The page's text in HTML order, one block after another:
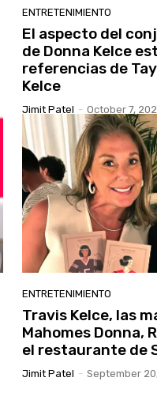
ENTRETENIMIENTO
El aspecto del
de Donna Kelce
referencias de
Kelce
Jimit Patel - October 7,
ENTRETENIMIENTO
Travis Kelce, las
Mahomes Donna,
el restaurante de
Jimit Patel - September